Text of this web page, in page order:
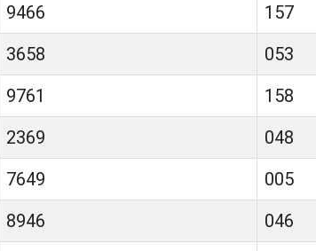
9466
157
3658
053
9761
158
2369
048
7649
005
8946
046